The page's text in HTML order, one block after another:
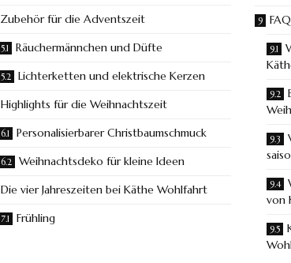
Zubehör für die Adventszeit
Räuchermännchen und Düfte
Lichterketten und elektrische Kerzen
Highlights für die Weihnachtszeit
Personalisierbarer Christbaumschmuck
Weihnachtsdeko für kleine Ideen
Die vier Jahreszeiten bei Käthe Wohlfahrt
Frühling
von